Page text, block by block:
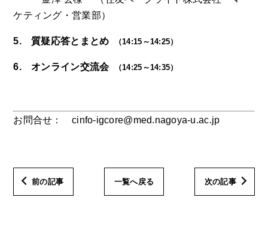
ケティング・営業部）
5. 質疑応答とまとめ （14:15～14:25）
6. オンライン交流会（14:25～14:35）
お問合せ： cinfo-igcore@med.nagoya-u.ac.jp
次の記事
一覧へ戻る
前の記事